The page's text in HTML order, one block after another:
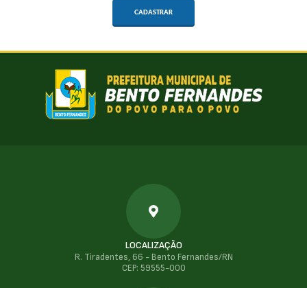
CADASTRAR
LOCALIZAÇÃO
R. Tiradentes, 66 - Bento Fernandes/RN
CEP: 59555-000